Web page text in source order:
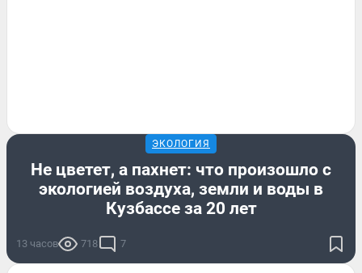
ЭКОЛОГИЯ
Не цветет, а пахнет: что произошло с
экологией воздуха, земли и воды в
Кузбассе за 20 лет
13 часов 718 7